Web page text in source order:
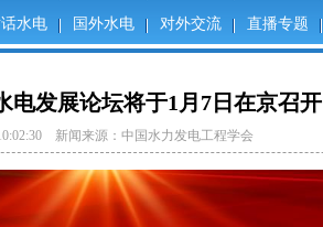
水电
国外水电 对外交流 直播专题
电发展论坛将于1月7日在京召开
新闻来源：中国水力发电工程学会